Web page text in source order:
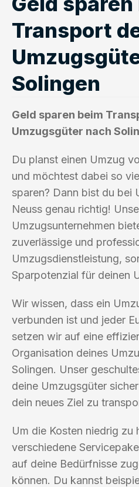
Transport
Solingen
Geld sparen beim
Umzugsgüter nach
Du planst einen Umzug
und möchtest dabei so
sparen? Dann bist du bei
Neuss genau richtig!
Umzugsunternehmen
zuverlässige und
Umzugsdienstleistung,
Sparpotenzial für deinen
Wir wissen, dass ein
verbunden ist und jeder
setzen wir auf eine
Organisation deines
Solingen. Unser
deine Umzugsgüter
dein neues Ziel zu
Um die Kosten niedrig zu
verschiedene
auf deine Bedürfnisse
können. Du kannst